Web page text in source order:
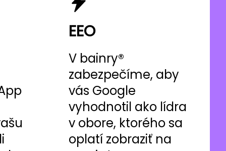
EEO
V bainry®
zabezpečíme, aby
vás Google
vyhodnotil ako lídra
v obore, ktorého sa
oplatí zobraziť na